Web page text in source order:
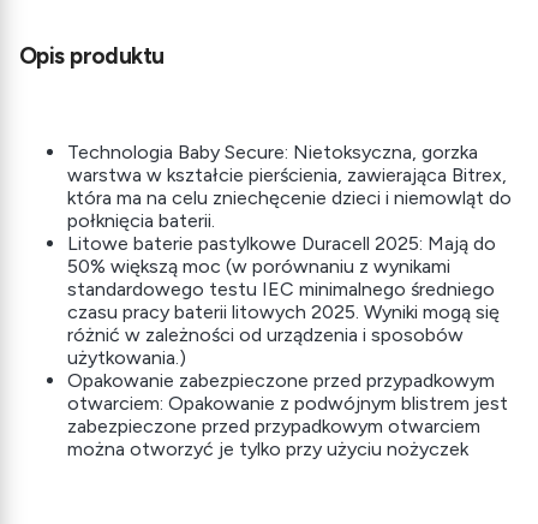
Opis produktu
Technologia Baby Secure: Nietoksyczna, gorzka
warstwa w kształcie pierścienia, zawierająca Bitrex,
która ma na celu zniechęcenie dzieci i niemowląt do
połknięcia baterii.
Litowe baterie pastylkowe Duracell 2025: Mają do
50% większą moc (w porównaniu z wynikami
standardowego testu IEC minimalnego średniego
czasu pracy baterii litowych 2025. Wyniki mogą się
różnić w zależności od urządzenia i sposobów
użytkowania.)
Opakowanie zabezpieczone przed przypadkowym
otwarciem: Opakowanie z podwójnym blistrem jest
zabezpieczone przed przypadkowym otwarciem
można otworzyć je tylko przy użyciu nożyczek